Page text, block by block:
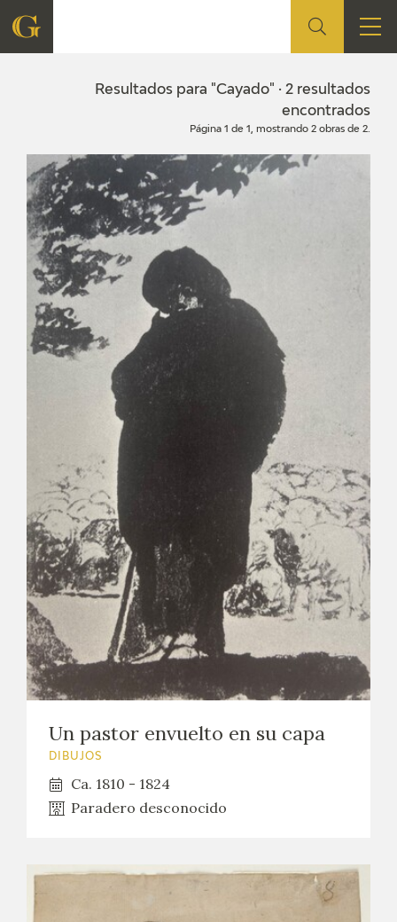
CENTRO DE INVESTIGACIÓN Y DOCUMENTACIÓN
ACCIÓN CORPORATIVA
SEDE
CONTACTO
PROGRAMACIÓN
ACTUALIDAD
SALA DE PRENSA
BLOG CUADERNO ITALIANO
FRANCISCO DE GOYA
BIOGRAFÍA
CRONOLOGÍA
EL VIAJE DE GOYA
GOYA EN EL MUNDO
Resultados para "Cayado" · 2 resultados
encontrados
Página 1 de 1, mostrando 2 obras de 2.
Un pastor envuelto en su capa
DIBUJOS
Ca. 1810 - 1824
Paradero desconocido